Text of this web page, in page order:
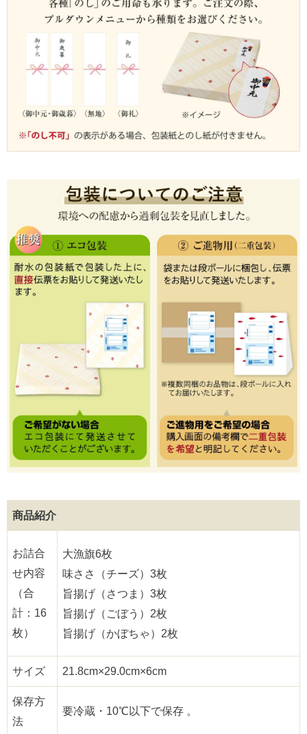
商品紹介
お詰合
せ内容
（合
計：16
枚）
大漁旗6枚
味ささ（チーズ）3枚
旨揚げ（さつま）3枚
旨揚げ（ごぼう）2枚
旨揚げ（かぼちゃ）2枚
サイズ 21.8cm×29.0cm×6cm
保存方
法
要冷蔵・10℃以下で保存 。